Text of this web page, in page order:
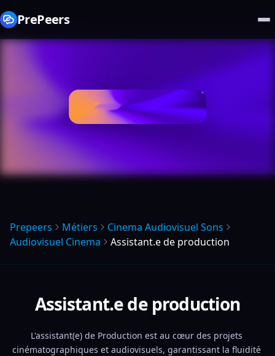
PrePeers
Prepeers Métiers
Cinema Audiovisuel Sons
Audiovisuel Cinema
Assistant.e de production
Assistant.e de production
L'assistant(e) de Production est au cœur des projets
cinématographiques et audiovisuels, garantissant la fluidité